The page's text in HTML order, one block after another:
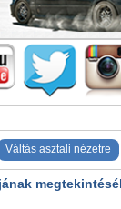
Váltás asztali nézetre